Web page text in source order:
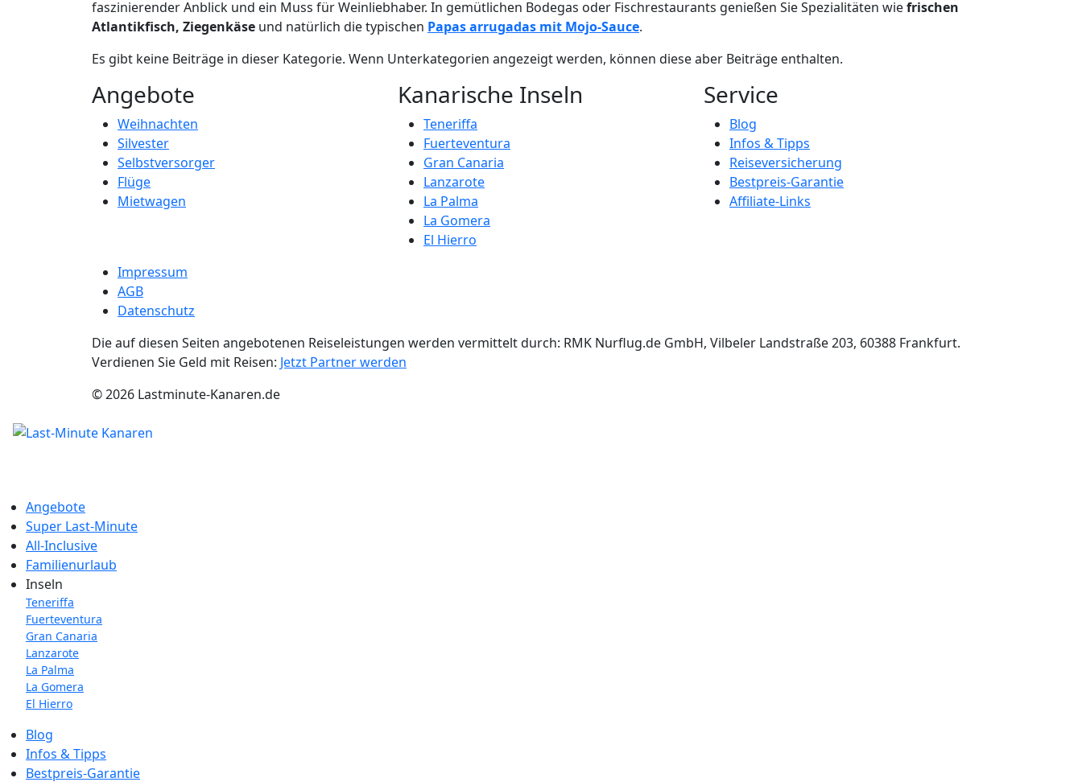
faszinierender Anblick und ein Muss für Weinliebhaber. In gemütlichen Bodegas oder Fischrestaurants genießen Sie Spezialitäten wiefrischen
Atlantikfisch, Ziegenkäse und natürlich die typischen Papas arrugadas mit Mojo-Sauce.
Es gibt keine Beiträge in dieser Kategorie. Wenn Unterkategorien angezeigt werden, können diese aber Beiträge enthalten.
Angebote
Weihnachten
Silvester
Selbstversorger
Flüge
Mietwagen
Kanarische Inseln
Teneriffa
Fuerteventura
Gran Canaria
Lanzarote
La Palma
La Gomera
El Hierro
Service
Blog
Infos & Tipps
Reiseversicherung
Bestpreis-Garantie
Affiliate-Links
Impressum
AGB
Datenschutz
Die auf diesen Seiten angebotenen Reiseleistungen werden vermittelt durch: RMK Nurflug.de GmbH, Vilbeler Landstraße 203, 60388 Frankfurt.
Verdienen Sie Geld mit Reisen: Jetzt Partner werden
© 2026 Lastminute-Kanaren.de
Angebote
Super Last-Minute
All-Inclusive
Familienurlaub
Inseln
Teneriffa
Fuerteventura
Gran Canaria
Lanzarote
La Palma
La Gomera
El Hierro
Blog
Infos & Tipps
Bestpreis-Garantie